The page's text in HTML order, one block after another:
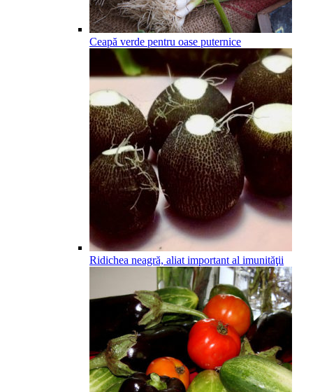
Ceapă verde pentru oase puternice
Ridichea neagră, aliat important al imunităţii